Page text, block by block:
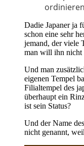
Dadie Japaner ja
schon eine sehr
jemand, der viele
man will ihn nicht
Und man
eigenen Tempel
Filialtempel des
überhaupt ein
ist sein Status?
Und der Name
nicht genannt,